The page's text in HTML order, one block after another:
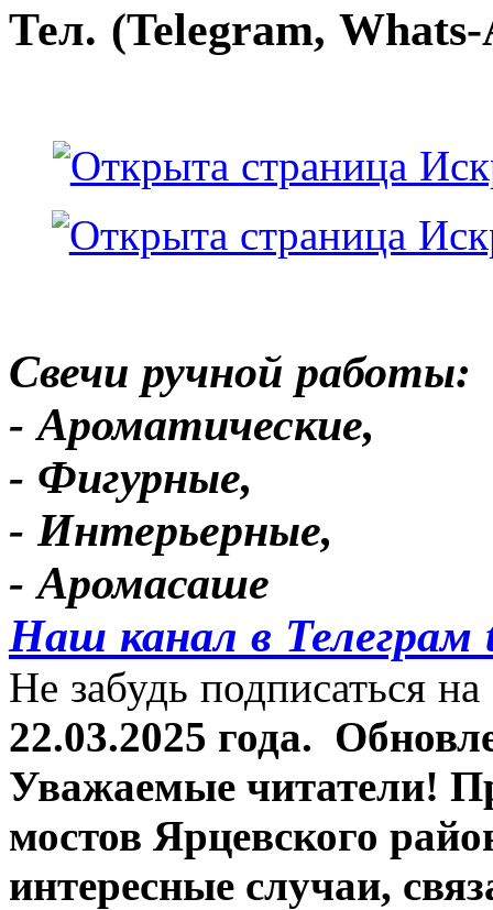
Тел. (Telegram,
Свечи ручной работы:
- Ароматические,
- Фигурные,
- Интерьерные,
- Аромасаше
Наш канал в Телеграм
Не забудь подписаться
22.03.2025 года.
Уважаемые читатели!
мостов Ярцевского
интересные случаи,